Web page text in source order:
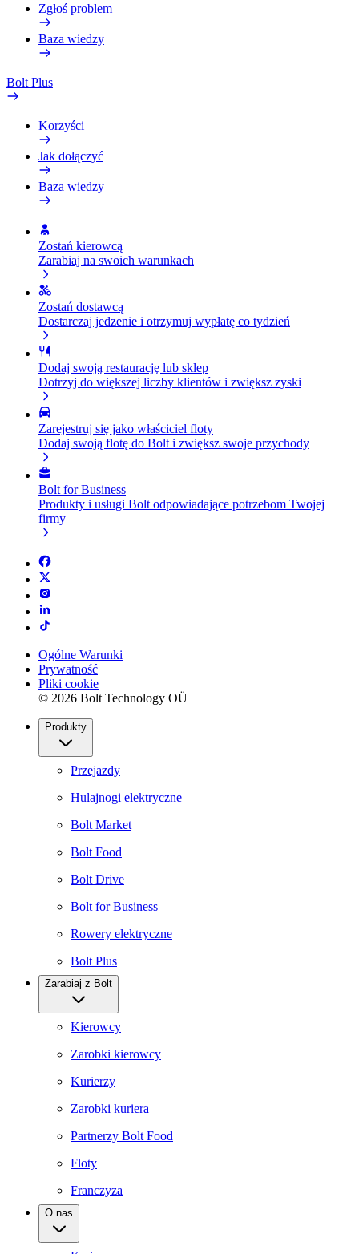
Zgłoś problem
Baza wiedzy
Bolt Plus
Korzyści
Jak dołączyć
Baza wiedzy
Zostań kierowcą
Zarabiaj na swoich warunkach
Zostań dostawcą
Dostarczaj jedzenie i otrzymuj wypłatę co tydzień
Dodaj swoją restaurację lub sklep
Dotrzyj do większej liczby klientów i zwiększ zyski
Zarejestruj się jako właściciel floty
Dodaj swoją flotę do Bolt i zwiększ swoje przychody
Bolt for Business
Produkty i usługi Bolt odpowiadające potrzebom Twojej
firmy
Ogólne Warunki
Prywatność
Pliki cookie
© 2026 Bolt Technology OÜ
Produkty
Przejazdy
Hulajnogi elektryczne
Bolt Market
Bolt Food
Bolt Drive
Bolt for Business
Rowery elektryczne
Bolt Plus
Zarabiaj z Bolt
Kierowcy
Zarobki kierowcy
Kurierzy
Zarobki kuriera
Partnerzy Bolt Food
Floty
Franczyza
O nas